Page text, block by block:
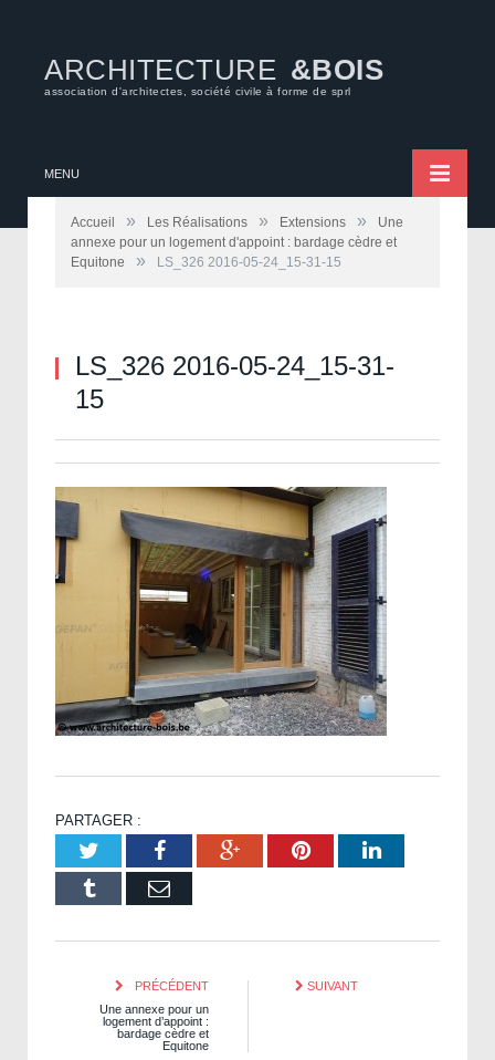
ARCHITECTURE &BOIS
association d'architectes, société civile à forme de sprl
MENU
Accueil » Les Réalisations » Extensions »
Une
annexe pour un logement d'appoint : bardage cèdre et
Equitone
» LS_326 2016-05-24_15-31-15
LS_326 2016-05-24_15-31-
15
PARTAGER :
TwitterFacebookGoogle+PinterestLinkedIn
Tumblr Email
PRÉCÉDENT
Une annexe pour un
logement d’appoint :
bardage cèdre et
Equitone
SUIVANT